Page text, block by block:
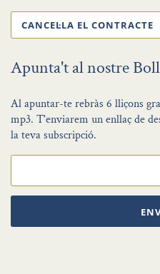
CANCEL·LA EL CONTRACTE
Apunta't al nostre
Al apuntar-te rebràs 6 lliçons
mp3. T'enviarem un enllaç de
la teva subscripció.